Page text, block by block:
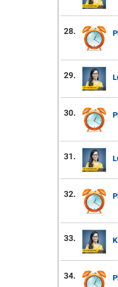
28.
29.
30.
31.
32.
33.
34.